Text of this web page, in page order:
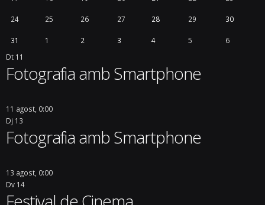
24 25 26 27 28 29 30
31 1 2 3 4 5
6
Dt 11
Fotografia amb Smartphone
11 agost, 0:00
Dj 13
Fotografia amb Smartphone
13 agost, 0:00
Dv 14